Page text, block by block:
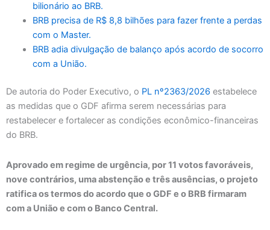
bilionário ao BRB.
BRB precisa de R$ 8,8 bilhões para fazer frente a perdas
com o Master.
BRB adia divulgação de balanço após acordo de socorro
com a União.
De autoria do Poder Executivo, o PL nº2363/2026 estabelece
as medidas que o GDF afirma serem necessárias para
restabelecer e fortalecer as condições econômico-financeiras
do BRB.
Aprovado em regime de urgência, por 11 votos favoráveis,
nove contrários, uma abstenção e três ausências, o projeto
ratifica os termos do acordo que o GDF e o BRB firmaram
com a União e com o Banco Central.